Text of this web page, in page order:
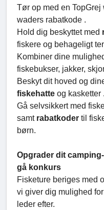
Tør op med en TopGrej
waders rabatkode .
Hold dig beskyttet med
fiskere og behageligt
Kombiner dine
fiskebukser, jakker,
Beskyt dit hoved og
fiskehatte og kasketter .
Gå selvsikkert med
samt rabatkoder til
børn.
Opgrader dit
gå konkurs
Fisketure beriges med
vi giver dig mulighed
leder efter.